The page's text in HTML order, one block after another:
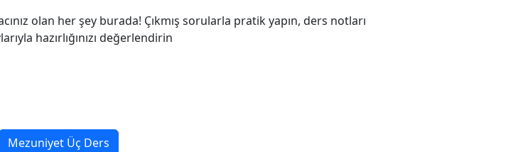
olan her şey burada! Çıkmış sorularla pratik yapın, ders notları
hazırlığınızı değerlendirin
Mezuniyet Üç Ders